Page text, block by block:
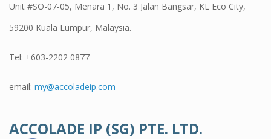
Unit #SO-07-05, Menara 1, No. 3 Jalan Bangsar, KL Eco City,
59200 Kuala Lumpur, Malaysia.
Tel: +603-2202 0877
email: my@accoladeip.com
ACCOLADE IP (SG) PTE. LTD.